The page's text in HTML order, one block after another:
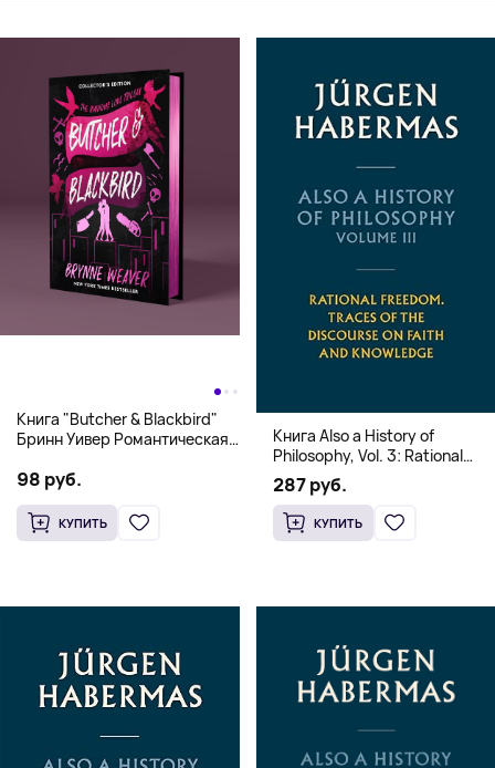
Книга "Butcher & Blackbird"
Бринн Уивер Романтическая
(18+)
98 руб.
КУПИТЬ
Книга Also a History of
Philosophy, Vol. 3: Rational
Freedom. Traces of the
Discourse on Faith and
Knowledge (Твердый
переплет)
287 руб.
КУПИТЬ